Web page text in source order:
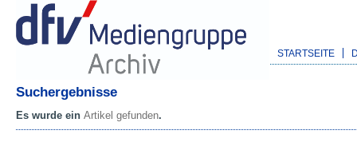
STARTSEITE
Suchergebnisse
Es wurde ein Artikel gefunden.